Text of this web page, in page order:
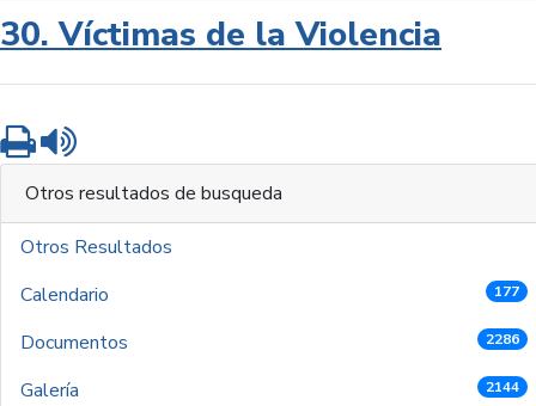
30. Víctimas de la Violencia
Imprimir
Otros resultados de busqueda
Otros Resultados
Calendario
177
Documentos 2286
Galería 2144